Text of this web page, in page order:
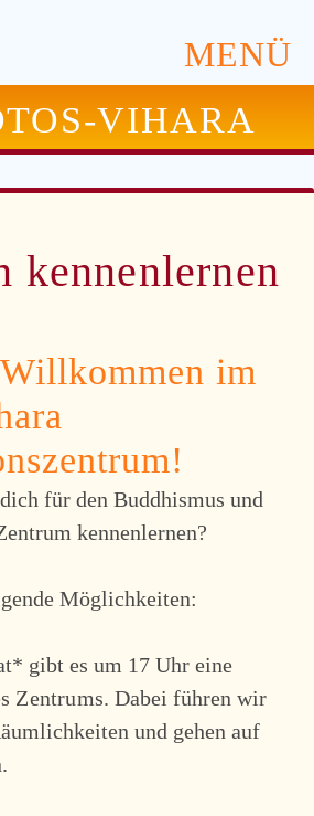
MENÜ
VIHARA
kennenlernen
im
für den Buddhismus und
kennenlernen?
Möglichkeiten:
gibt es um 17 Uhr eine
Zentrums.Dabei führen wir
und gehen auf